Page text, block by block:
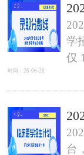
学
仅
时间：26-06-28
台